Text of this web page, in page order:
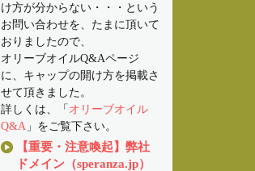
け方が分からない・・・という
お問い合わせを、たまに頂いて
おりましたので、
オリーブオイルQ&Aページ
に、キャップの開け方を掲載さ
せて頂きました。
詳しくは、「 オリーブオイル
Q&A 」をご覧下さい。
【重要・注意喚起】弊社
ドメイン（speranza.jp）